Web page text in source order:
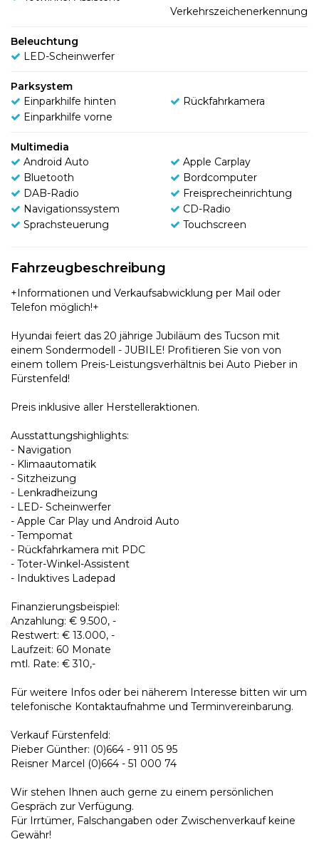
Verkehrszeichenerkennung
Beleuchtung
LED-Scheinwerfer
Parksystem
Einparkhilfe hinten
Rückfahrkamera
Einparkhilfe vorne
Multimedia
Android Auto
Apple Carplay
Bluetooth
Bordcomputer
DAB-Radio
Freisprecheinrichtung
Navigationssystem
CD-Radio
Sprachsteuerung
Touchscreen
Fahrzeugbeschreibung
+Informationen und Verkaufsabwicklung per Mail oder
Telefon möglich!+
Hyundai feiert das 20 jährige Jubiläum des Tucson mit
einem Sondermodell - JUBILE! Profitieren Sie von von
einem tollem Preis-Leistungsverhältnis bei Auto Pieber in
Fürstenfeld!
Preis inklusive aller Herstelleraktionen.
Ausstattungshighlights:
- Navigation
- Klimaautomatik
- Sitzheizung
- Lenkradheizung
- LED- Scheinwerfer
- Apple Car Play und Android Auto
- Tempomat
- Rückfahrkamera mit PDC
- Toter-Winkel-Assistent
- Induktives Ladepad
Finanzierungsbeispiel:
Anzahlung: € 9.500, -
Restwert: € 13.000, -
Laufzeit: 60 Monate
mtl. Rate: € 310,-
Für weitere Infos oder bei näherem Interesse bitten wir um
telefonische Kontaktaufnahme und Terminvereinbarung.
Verkauf Fürstenfeld:
Pieber Günther: (0)664 - 911 05 95
Reisner Marcel (0)664 - 51 000 74
Wir stehen Ihnen auch gerne zu einem persönlichen
Gespräch zur Verfügung.
Für Irrtümer, Falschangaben oder Zwischenverkauf keine
Gewähr!